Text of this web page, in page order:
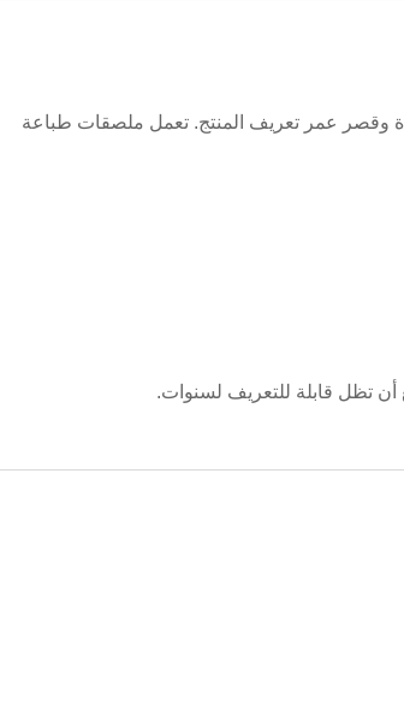
وقصر عمر تعريف المنتج. تعمل ملصقات طباعة
أن تظل قابلة للتعريف لسنوات.